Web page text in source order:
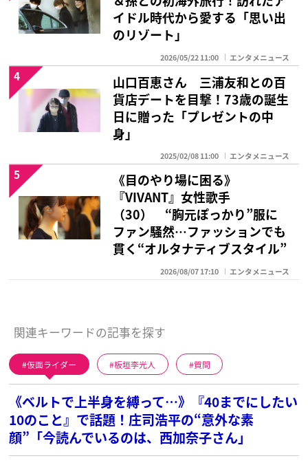
イドル時代から愛する「思い出
のリゾート」
2026/05/22 11:00 エンタメニュース
山口百恵さん 三浦友和との百
貨店デートを目撃！73歳の誕生
日に贈った「プレゼントの中
身」
2025/02/08 11:00 エンタメニュース
4
《目のやり場に困る》
『VIVANT』女性歌手
（30） “胸元ぽっかり”服に
ファン騒然…ファッションでも
貫く“オルタナティブスタイル”
2026/08/07 17:10 エンタメニュース
5
関連キーワードの記事を探す
仮面ライダー 板垣李光人 質問
《ベルトで上半身を縛って…》『40までにしたい
10のこと』で話題！庄司浩平の“意外な素
顔”「今読んでいるのは、西加奈子さん」